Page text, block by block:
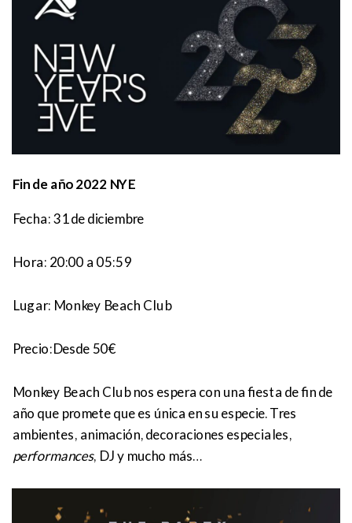
Fin de año 2022 NYE
Fecha: 31 de diciembre
Hora: 20:00 a 05:59
Lugar: Monkey Beach Club
Precio:Desde 50€
Monkey Beach Club nos espera con una fiesta de fin de
año que promete que es única en su especie. Tres
ambientes, animación, decoraciones especiales,
performances, DJ y mucho más…